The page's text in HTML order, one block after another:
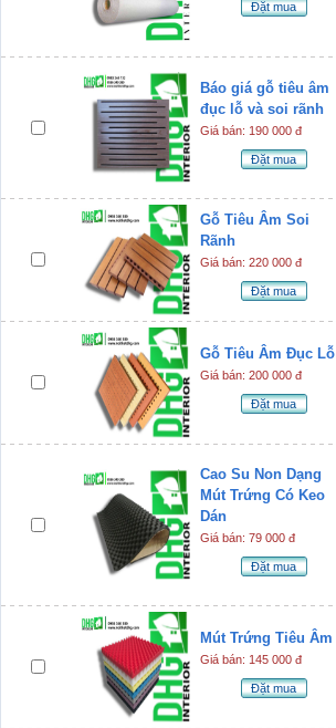
Đặt mua
Báo giá gỗ tiêu âm
đục lỗ và soi rãnh
Giá bán: 190 000 đ
Đặt mua
Gỗ Tiêu Âm Soi
Rãnh
Giá bán: 220 000 đ
Đặt mua
Gỗ Tiêu Âm Đục Lỗ
Giá bán: 200 000 đ
Đặt mua
Cao Su Non Dạng
Mút Trứng Có Keo
Dán
Giá bán: 79 000 đ
Đặt mua
Mút Trứng Tiêu Âm
Giá bán: 145 000 đ
Đặt mua